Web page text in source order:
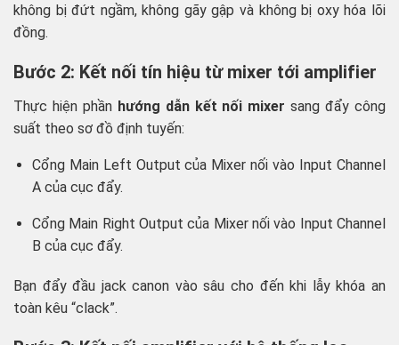
không bị đứt ngầm, không gãy gập và không bị oxy hóa lõi
đồng.
Bước 2: Kết nối tín hiệu từ mixer tới amplifier
Thực hiện phần hướng dẫn kết nối mixer sang đẩy công
suất theo sơ đồ định tuyến:
Cổng Main Left Output của Mixer nối vào Input Channel
A của cục đẩy.
Cổng Main Right Output của Mixer nối vào Input Channel
B của cục đẩy.
Bạn đẩy đầu jack canon vào sâu cho đến khi lẫy khóa an
toàn kêu “clack”.